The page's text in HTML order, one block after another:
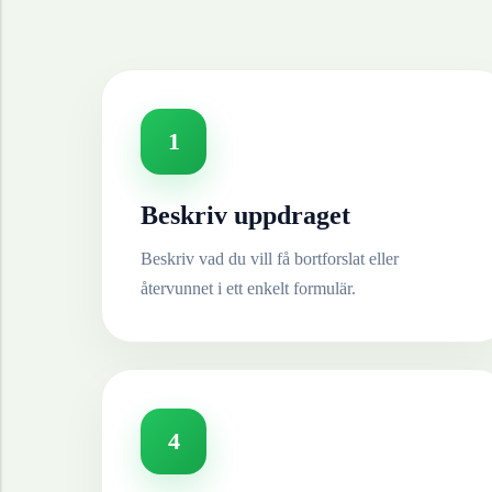
1
Beskriv uppdraget
Beskriv vad du vill få bortforslat eller
återvunnet i ett enkelt formulär.
4